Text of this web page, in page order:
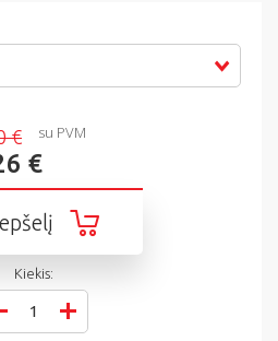
€
€
su PVM
Kiekis: